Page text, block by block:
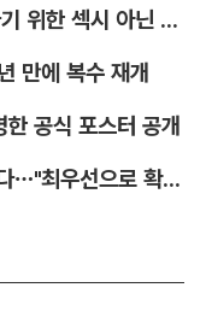
[TF인터뷰] 키스오브라이프 "과시하기 위한 섹시 아닌 당당함"
만에 복수 재개
공식 포스터 공개
로제, 블랙핑크 10주년 행사 참석한다…"최우선으로 확정"